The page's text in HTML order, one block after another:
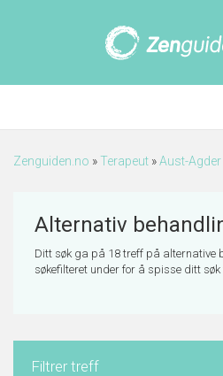
Zenguiden.no »Terapeut »Aust-Agder
Alternativ
Ditt søk ga på 18 treff på alternative
søkefilteret under for å spisse ditt søk
Filtrer treff